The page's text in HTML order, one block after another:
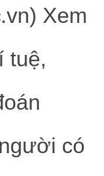
Xem
tuệ,
có